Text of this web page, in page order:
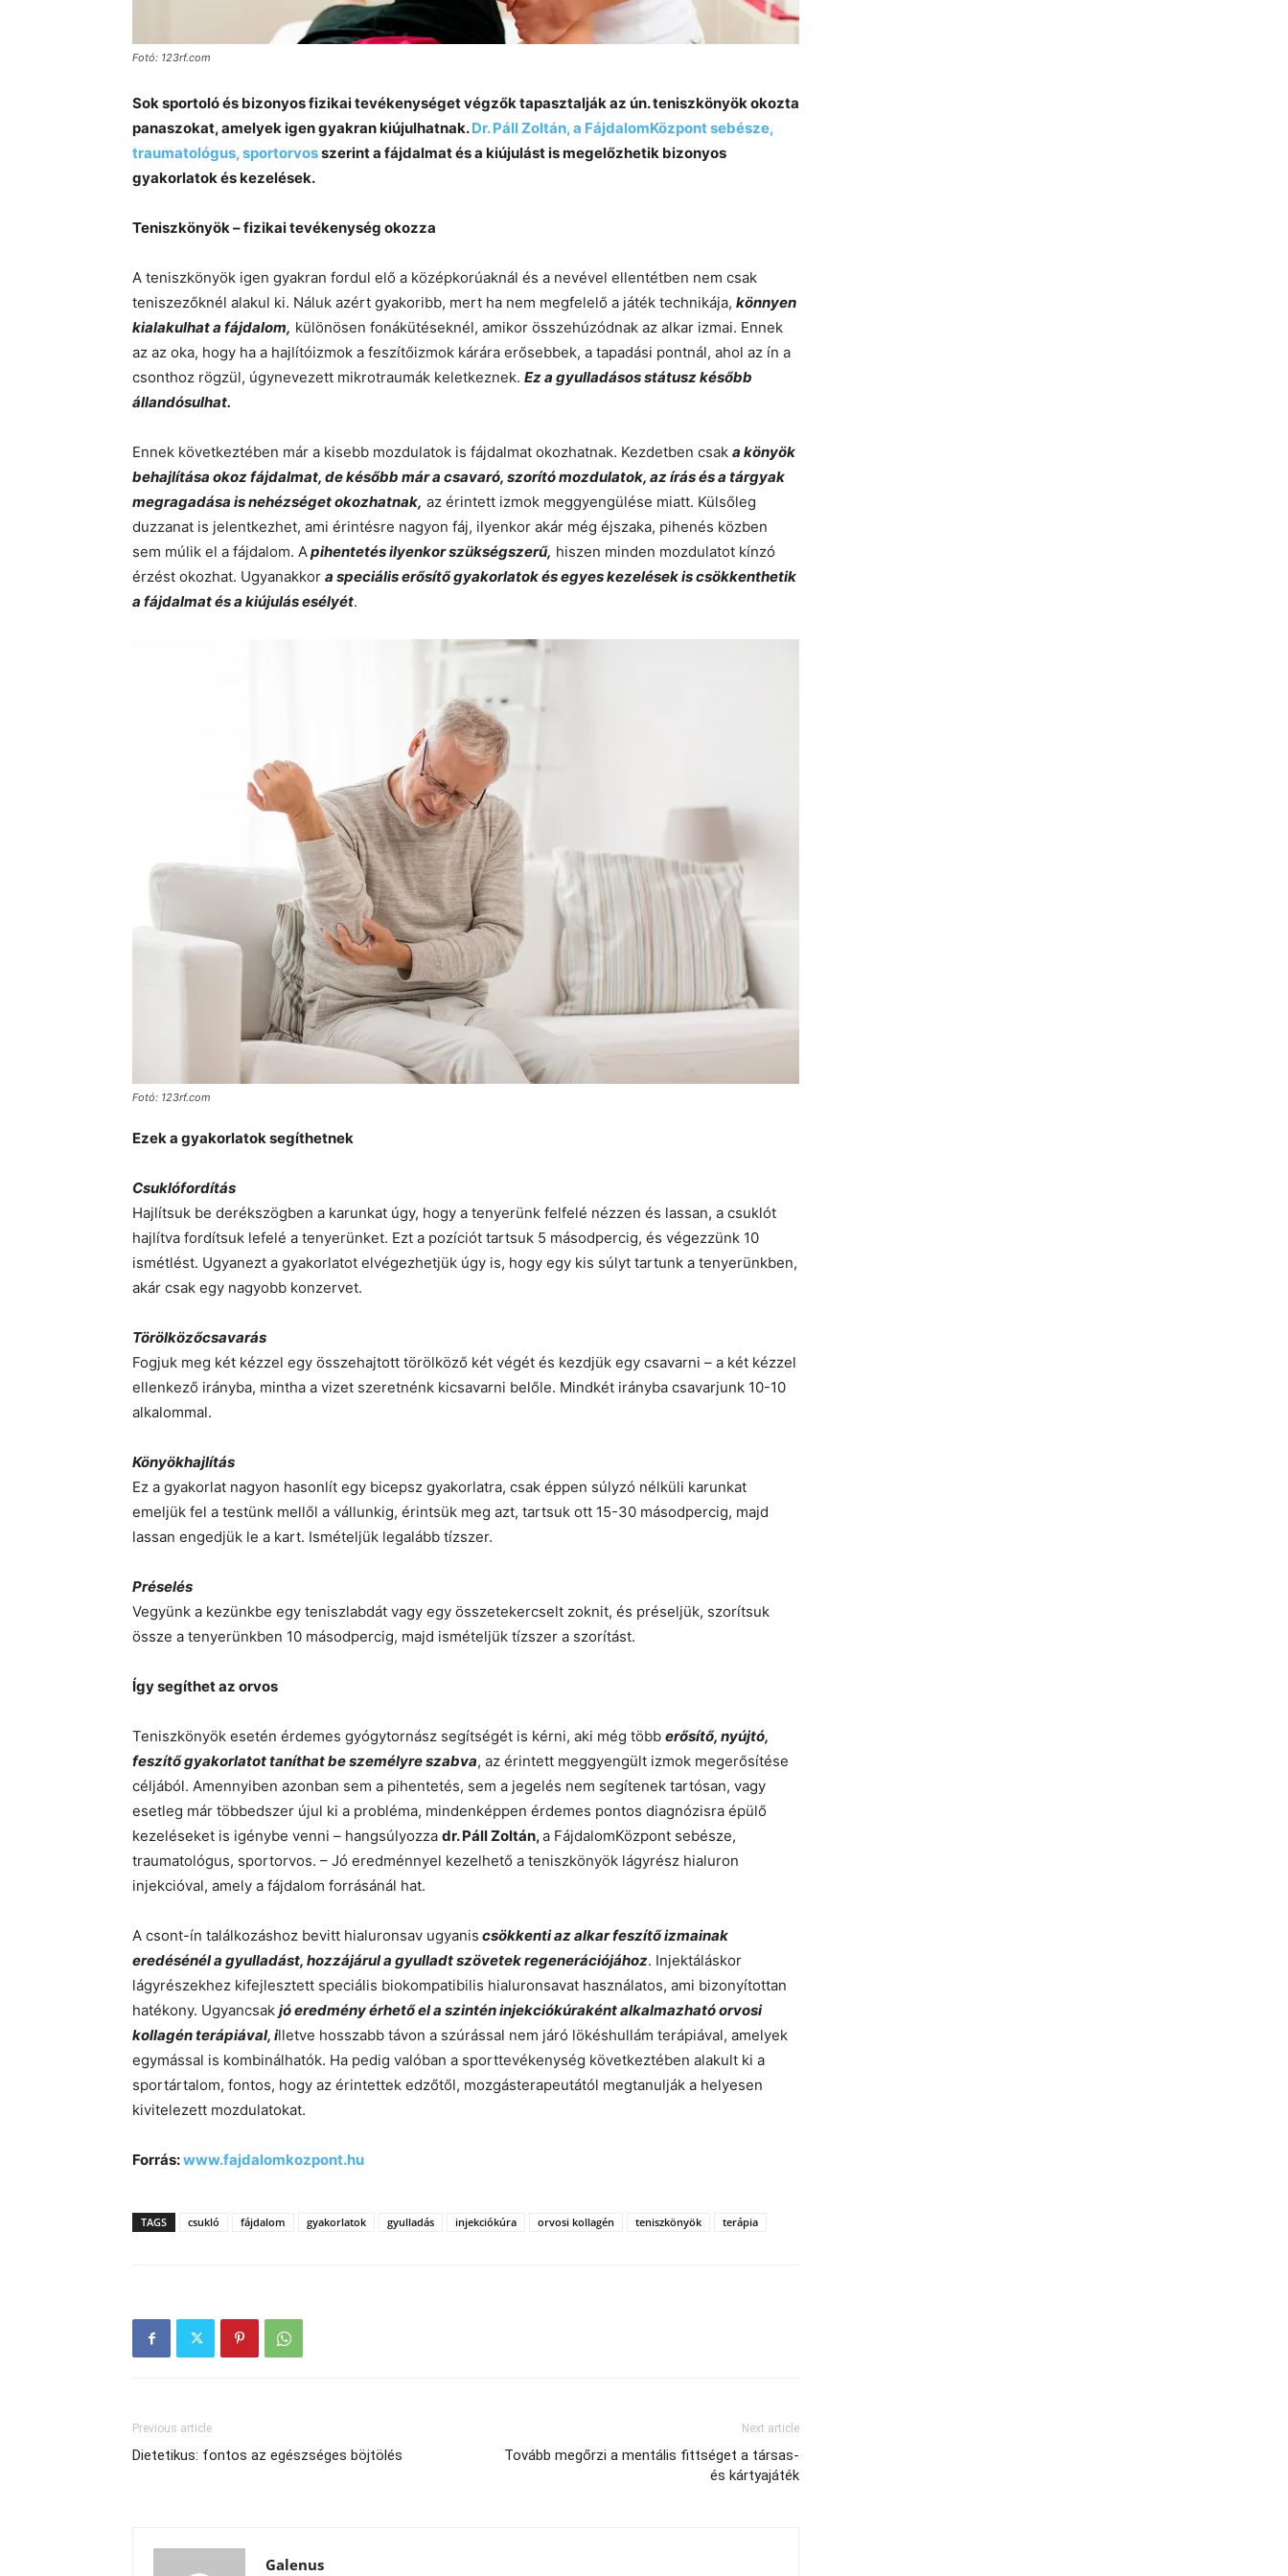
Fotó: 123rf.com
Sok sportoló és bizonyos fizikai tevékenységet végzők tapasztalják az ún. teniszkönyök okozta
panaszokat, amelyek igen gyakran kiújulhatnak.Dr. Páll Zoltán, a FájdalomKözpont sebésze,
traumatológus, sportorvosszerint a fájdalmat és a kiújulást is megelőzhetik bizonyos
gyakorlatok és kezelések.
Teniszkönyök – fizikai tevékenység okozza
A teniszkönyök igen gyakran fordul elő a középkorúaknál és a nevével ellentétben nem csak
teniszezőknél alakul ki. Náluk azért gyakoribb, mert ha nem megfelelő a játék technikája, könnyen
kialakulhat a fájdalom, különösen fonákütéseknél, amikor összehúzódnak az alkar izmai. Ennek
az az oka, hogy ha a hajlítóizmok a feszítőizmok kárára erősebbek, a tapadási pontnál, ahol az ín a
csonthoz rögzül, úgynevezett mikrotraumák keletkeznek. Ez a gyulladásos státusz később
állandósulhat.
Ennek következtében már a kisebb mozdulatok is fájdalmat okozhatnak. Kezdetben csak a könyök
behajlítása okoz fájdalmat, de később már a csavaró, szorító mozdulatok, az írás és a tárgyak
megragadása is nehézséget okozhatnak, az érintett izmok meggyengülése miatt. Külsőleg
duzzanat is jelentkezhet, ami érintésre nagyon fáj, ilyenkor akár még éjszaka, pihenés közben
sem múlik el a fájdalom. Apihentetés ilyenkor szükségszerű, hiszen minden mozdulatot kínzó
érzést okozhat. Ugyanakkor a speciális erősítő gyakorlatok és egyes kezelések is csökkenthetik
a fájdalmat és a kiújulás esélyét.
Fotó: 123rf.com
Ezek a gyakorlatok segíthetnek
Csuklófordítás
Hajlítsuk be derékszögben a karunkat úgy, hogy a tenyerünk felfelé nézzen és lassan, a csuklót
hajlítva fordítsuk lefelé a tenyerünket. Ezt a pozíciót tartsuk 5 másodpercig, és végezzünk 10
ismétlést. Ugyanezt a gyakorlatot elvégezhetjük úgy is, hogy egy kis súlyt tartunk a tenyerünkben,
akár csak egy nagyobb konzervet.
Törölközőcsavarás
Fogjuk meg két kézzel egy összehajtott törölköző két végét és kezdjük egy csavarni – a két kézzel
ellenkező irányba, mintha a vizet szeretnénk kicsavarni belőle. Mindkét irányba csavarjunk 10-10
alkalommal.
Könyökhajlítás
Ez a gyakorlat nagyon hasonlít egy bicepsz gyakorlatra, csak éppen súlyzó nélküli karunkat
emeljük fel a testünk mellől a vállunkig, érintsük meg azt, tartsuk ott 15-30 másodpercig, majd
lassan engedjük le a kart. Ismételjük legalább tízszer.
Préselés
Vegyünk a kezünkbe egy teniszlabdát vagy egy összetekercselt zoknit, és préseljük, szorítsuk
össze a tenyerünkben 10 másodpercig, majd ismételjük tízszer a szorítást.
Így segíthet az orvos
Teniszkönyök esetén érdemes gyógytornász segítségét is kérni, aki még több erősítő, nyújtó,
feszítő gyakorlatot taníthat be személyre szabva, az érintett meggyengült izmok megerősítése
céljából. Amennyiben azonban sem a pihentetés, sem a jegelés nem segítenek tartósan, vagy
esetleg már többedszer újul ki a probléma, mindenképpen érdemes pontos diagnózisra épülő
kezeléseket is igénybe venni – hangsúlyozza dr. Páll Zoltán,a FájdalomKözpont sebésze,
traumatológus, sportorvos. – Jó eredménnyel kezelhető a teniszkönyök lágyrész hialuron
injekcióval, amely a fájdalom forrásánál hat.
A csont-ín találkozáshoz bevitt hialuronsav ugyanis csökkenti az alkar feszítő izmainak
eredésénél a gyulladást, hozzájárul a gyulladt szövetek regenerációjához. Injektáláskor
lágyrészekhez kifejlesztett speciális biokompatibilis hialuronsavat használatos, ami bizonyítottan
hatékony. Ugyancsak jó eredmény érhető el a szintén injekciókúraként alkalmazható orvosi
kollagén terápiával, illetve hosszabb távon a szúrással nem járó lökéshullám terápiával, amelyek
egymással is kombinálhatók. Ha pedig valóban a sporttevékenység következtében alakult ki a
sportártalom, fontos, hogy az érintettek edzőtől, mozgásterapeutától megtanulják a helyesen
kivitelezett mozdulatokat.
Forrás:www.fajdalomkozpont.hu
TAGS csukló fájdalom gyakorlatok gyulladás injekciókúra orvosi kollagén teniszkönyök terápia
Previous article
Dietetikus: fontos az egészséges böjtölés
Next article
Tovább megőrzi a mentális fittséget a társas-
és kártyajáték
Galenus